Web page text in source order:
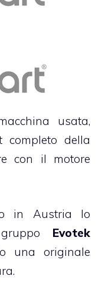
usata,
completo della
con il motore
in Austria lo
Evotek
una originale